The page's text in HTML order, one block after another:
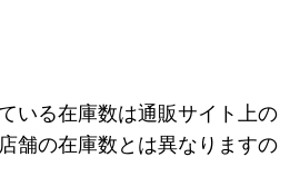
いる在庫数は通販サイト上の
舗の在庫数とは異なりますの